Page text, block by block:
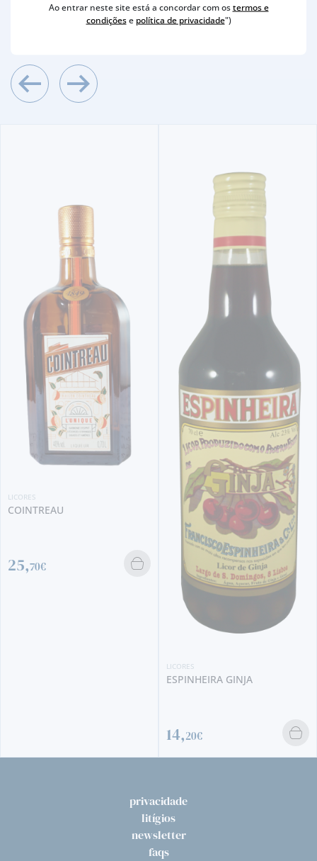
LICORES
DRAMBUIE
29,50€
privacidade
litígios
newsletter
faqs
Ao entrar neste site está a concordar com ostermos e
condiçõese política de privacidade")